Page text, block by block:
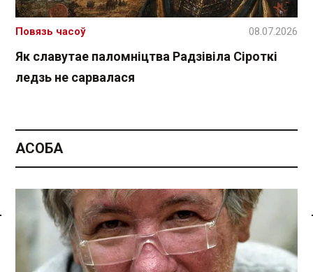
Спасылка без VPN
Як славутае паломніцтва Радзівіла Сіроткі
ледзь не сарвалася
Повязь часоў 08.07.2026
АСОБА